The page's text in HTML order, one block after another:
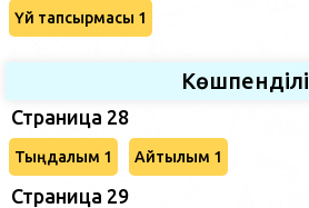
Үй тапсырмасы 1
Страница 28
Тыңдалым 1 Айтылым 1
Страница 29